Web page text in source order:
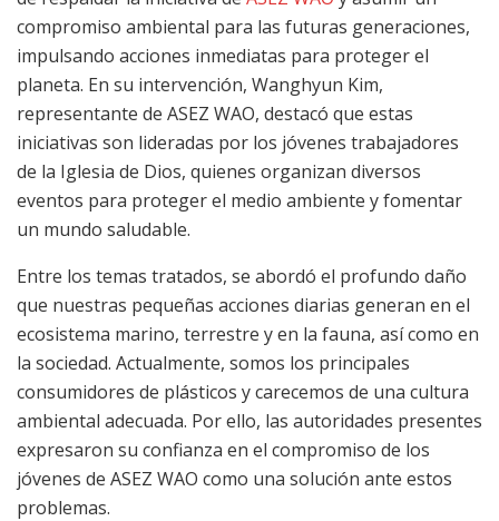
compromiso ambiental para las futuras generaciones,
impulsando acciones inmediatas para proteger el
planeta. En su intervención, Wanghyun Kim,
representante de ASEZ WAO, destacó que estas
iniciativas son lideradas por los jóvenes trabajadores
de la Iglesia de Dios, quienes organizan diversos
eventos para proteger el medio ambiente y fomentar
un mundo saludable.
Entre los temas tratados, se abordó el profundo daño
que nuestras pequeñas acciones diarias generan en el
ecosistema marino, terrestre y en la fauna, así como en
la sociedad. Actualmente, somos los principales
consumidores de plásticos y carecemos de una cultura
ambiental adecuada. Por ello, las autoridades presentes
expresaron su confianza en el compromiso de los
jóvenes de ASEZ WAO como una solución ante estos
problemas.